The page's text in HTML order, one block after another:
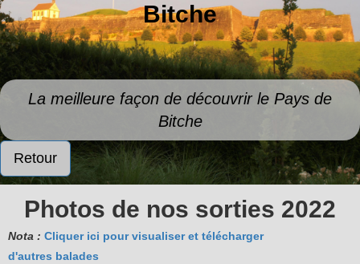
Bitche
La meilleure façon de découvrir le Pays de
Bitche
Retour
Photos de nos sorties 2022
Nota : Cliquer ici pour visualiser et télécharger
d'autres balades